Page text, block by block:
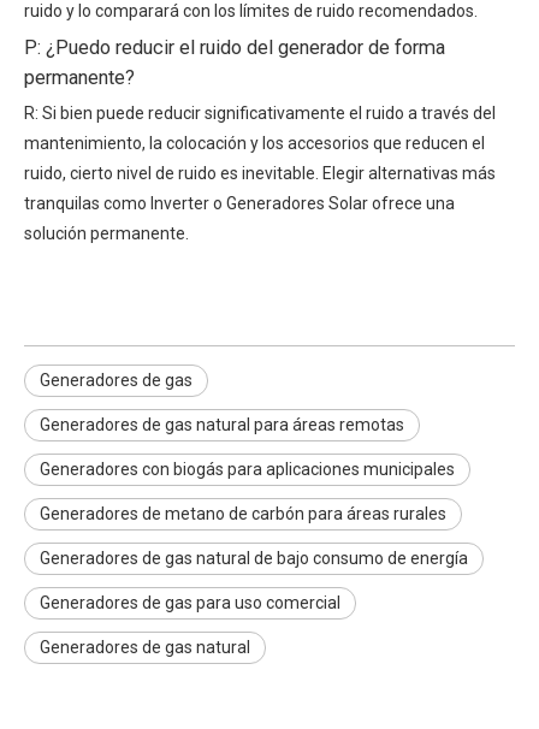
ruido y lo comparará con los límites de ruido recomendados.
P: ¿Puedo reducir el ruido del generador de forma
permanente?
R: Si bien puede reducir significativamente el ruido a través del
mantenimiento, la colocación y los accesorios que reducen el
ruido, cierto nivel de ruido es inevitable. Elegir alternativas más
tranquilas como Inverter o Generadores Solar ofrece una
solución permanente.
Generadores de gas
Generadores de gas natural para áreas remotas
Generadores con biogás para aplicaciones municipales
Generadores de metano de carbón para áreas rurales
Generadores de gas natural de bajo consumo de energía
Generadores de gas para uso comercial
Generadores de gas natural